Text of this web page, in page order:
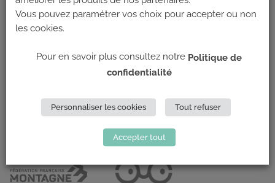
69 007 LYON
LES PARTENAIRES
Vous pouvez paramétrer vos choix pour accepter ou non
les cookies.
Pour en savoir plus consultez notre Politique de
confidentialité
Personnaliser les cookies Tout refuser
Accepter tout